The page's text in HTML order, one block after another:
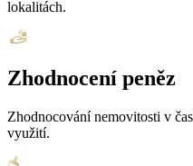
lokalitách.
Zhodnocení peněz
Zhodnocování nemovitosti v
využití.